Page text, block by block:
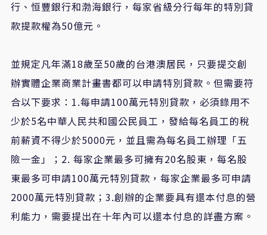
行、恒豐銀行和渤海銀行，每家省級分行每年的特別貸
款提款權為50億元。
並規定凡年滿18歲至50歲的台港澳居民，只要提交創
辦實體企業商業計畫書都可以申請特別貸款。但需要符
合以下要求：1.每申請100萬元特別貸款，必須錄用不
少於5名中華人民共和國公民員工，發給每名員工的稅
前薪資不得少於5000元，並且需為每名員工辦理「五
險一金」；2. 每家企業最多可擁有20名股東，每名股
東最多可申請100萬元特別貸款，每家企業最多可申請
2000萬元特別貸款；3.創辦的企業要具有還本付息的營
利能力，需要提出在十年內可以還本付息的詳盡方案。